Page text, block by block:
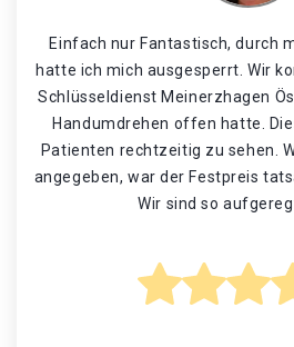
Einfach nur Fantastisch, durch
hatte ich mich ausgesperrt. Wir
Schlüsseldienst Meinerzhagen
Handumdrehen offen hatte.
Patienten rechtzeitig zu sehen.
angegeben, war der Festpreis
Wir sind so